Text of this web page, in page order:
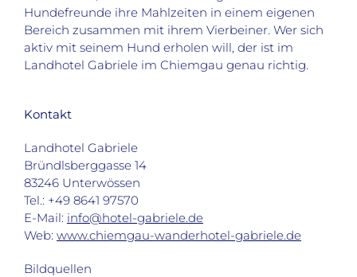
Hundefreunde ihre Mahlzeiten in einem eigenen
Bereich zusammen mit ihrem Vierbeiner. Wer sich
aktiv mit seinem Hund erholen will, der ist im
Landhotel Gabriele im Chiemgau genau richtig.
Kontakt
Landhotel Gabriele
Bründlsberggasse 14
83246 Unterwössen
Tel.: +49 8641 97570
E-Mail: info@hotel-gabriele.de
Web: www.chiemgau-wanderhotel-gabriele.de
Bildquellen